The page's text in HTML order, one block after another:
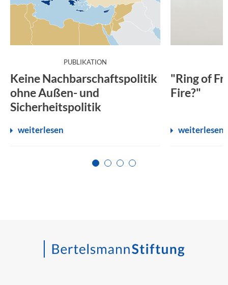
PUBLIKATION
Keine Nachbarschaftspolitik
ohne Außen- und
Sicherheitspolitik
weiterlesen
"Ring of
Fire?"
weiterlesen
Zur Seite 1
Zur Seite 2
Zur Seite 3
Zur Seite 4